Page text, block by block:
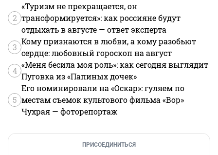
2
«Туризм не прекращается, он
трансформируется»: как россияне будут
отдыхать в августе — ответ эксперта
3
Кому признаются в любви, а кому разобьют
сердце: любовный гороскоп на август
4
«Меня бесила моя роль»: как сегодня выглядит
Пуговка из «Папиных дочек»
5
Его номинировали на «Оскар»: гуляем по
местам съемок культового фильма «Вор»
Чухрая — фоторепортаж
ПРИСОЕДИНИТЬСЯ